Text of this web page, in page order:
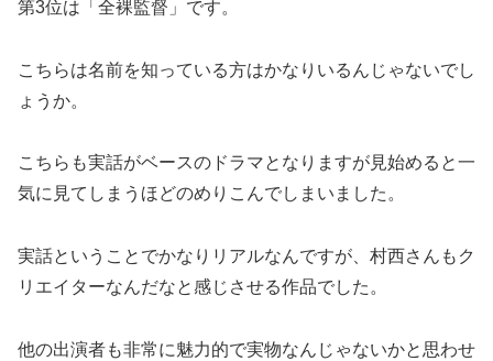
第3位は「全裸監督」です。
こちらは名前を知っている方はかなりいるんじゃないでし
ょうか。
こちらも実話がベースのドラマとなりますが見始めると一
気に見てしまうほどのめりこんでしまいました。
実話ということでかなりリアルなんですが、村西さんもク
リエイターなんだなと感じさせる作品でした。
他の出演者も非常に魅力的で実物なんじゃないかと思わせ